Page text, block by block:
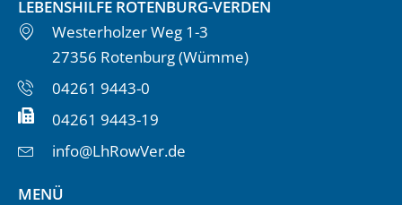
LEBENSHILFE ROTENBURG-VERDEN
Westerholzer Weg 1-3
27356 Rotenburg (Wümme)
04261 9443-0
04261 9443-19
info@LhRowVer.de
MENÜ